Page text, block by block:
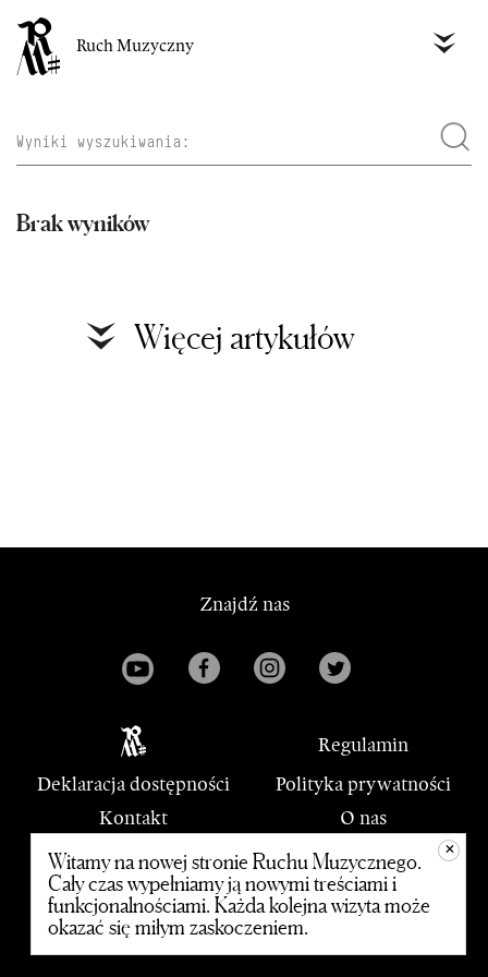
Ruch Muzyczny
Brak wyników
Więcej artykułów
Znajdź nas
Regulamin
Deklaracja dostępności
Polityka prywatności
Kontakt
O nas
PWM
© 2020 Polskie Wydawnictwo Muzyczne
+
Witamy na nowej stronie Ruchu Muzycznego.
Cały czas wypełniamy ją nowymi treściami i
funkcjonalnościami. Każda kolejna wizyta może
okazać się miłym zaskoczeniem.